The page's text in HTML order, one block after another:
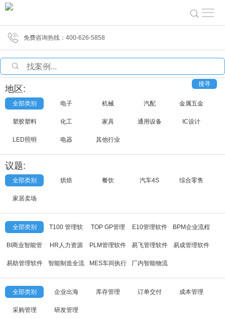
免费咨询热线：400-626-5858
全部类别 电子 机械 汽配 金属五金
塑胶塑料 化工 家具 通用设备 IC设计
LED照明 电器 其他行业
全部类别 烘焙 餐饮 汽车4S 综合零售
家居卖场
全部类别
T100 管理软
TOP GP管理
E10管理软件
BPM企业流程
BI商业智能管
HR人力资源
PLM管理软件 易飞管理软件 易成管理软件
易助管理软件
智能制造全流
MES车间执行
厂内智能物流
全部类别 企业出海 库存管理 订单交付 成本管理
采购管理 研发管理